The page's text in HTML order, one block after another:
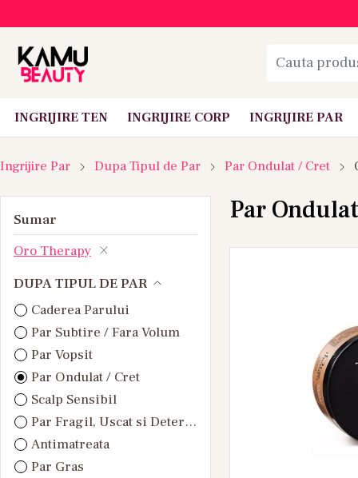
INGRIJIRE TEN INGRIJIRE CORP INGRIJIRE PAR
Ingrijire Par Dupa Tipul de Par Par Ondulat / Cret
Sumar
Oro Therapy
DUPA TIPUL DE PAR
Caderea Parului
Par Subtire / Fara Volum
Par Vopsit
Par Ondulat / Cret
Scalp Sensibil
Par Fragil, Uscat si Deteriorat
Antimatreata
Par Gras
Par